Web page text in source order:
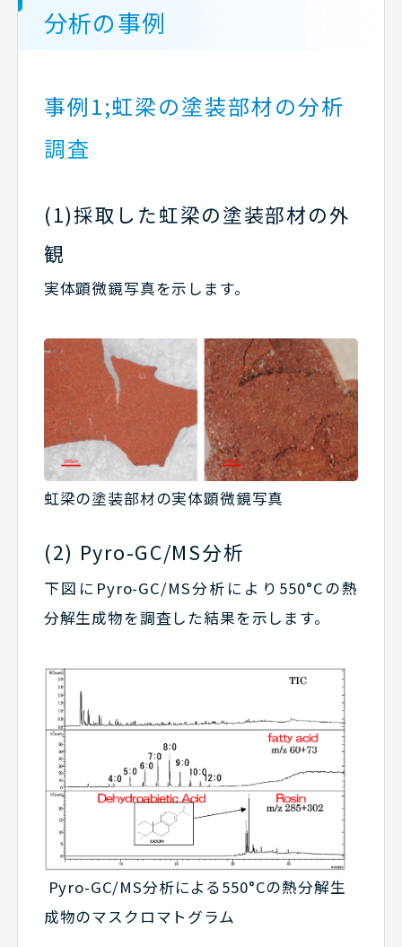
分析の事例
事例1;虹梁の塗装部材の分析
調査
(1)採取した虹梁の塗装部材の外
観
実体顕微鏡写真を示します。
虹梁の塗装部材の実体顕微鏡写真
(2) Pyro-GC/MS分析
下図にPyro-GC/MS分析により550°Cの熱
分解生成物を調査した結果を示します。
Pyro-GC/MS分析による550°Cの熱分解生
成物のマスクロマトグラム